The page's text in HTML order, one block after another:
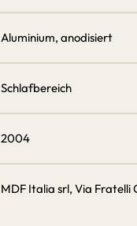
Aluminium, anodisiert
Schlafbereich
2004
MDF Italia srl, Via Fratelli